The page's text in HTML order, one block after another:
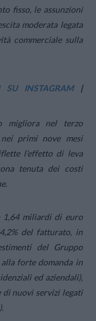
fisso, le assunzioni
moderata legata
commerciale sulla
SU INSTAGRAM|
migliora nel terzo
primi nove mesi
l’effetto di leva
tenuta dei costi
1,64 miliardi di euro
del fatturato, in
del Gruppo
forte domanda in
ed aziendali),
nuovi servizi legati